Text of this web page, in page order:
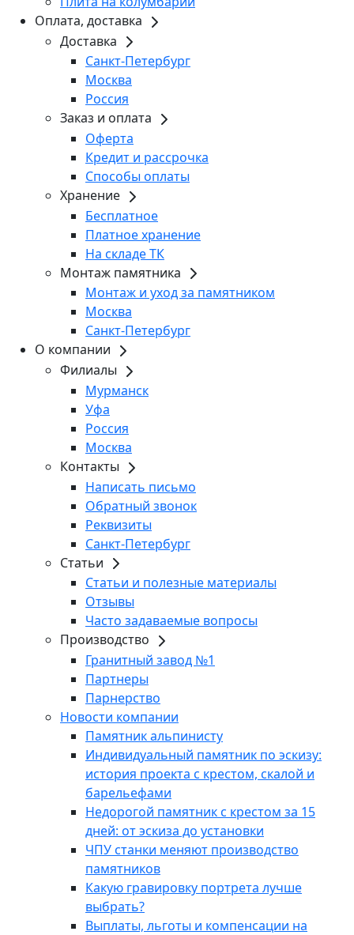
Оплата, доставка
Доставка
Санкт-Петербург
Москва
Россия
Заказ и оплата
Оферта
Кредит и рассрочка
Способы оплаты
Хранение
Бесплатное
Платное хранение
На складе ТК
Монтаж памятника
Монтаж и уход за памятником
Москва
Санкт-Петербург
О компании
Филиалы
Мурманск
Уфа
Россия
Москва
Контакты
Написать письмо
Обратный звонок
Реквизиты
Санкт-Петербург
Статьи
Статьи и полезные материалы
Отзывы
Часто задаваемые вопросы
Производство
Гранитный завод №1
Партнеры
Парнерство
Новости компании
Памятник альпинисту
Индивидуальный памятник по эскизу:
история проекта с крестом, скалой и
барельефами
Недорогой памятник с крестом за 15
дней: от эскиза до установки
ЧПУ станки меняют производство
памятников
Какую гравировку портрета лучше
выбрать?
Выплаты, льготы и компенсации на